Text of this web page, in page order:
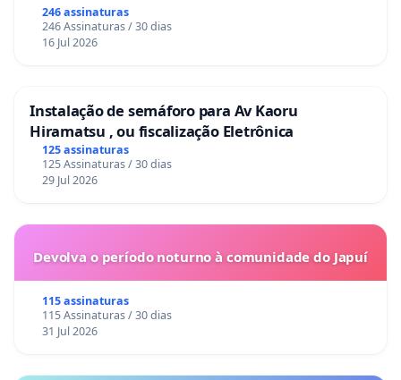
246 assinaturas
246 Assinaturas / 30 dias
16 Jul 2026
Instalação de semáforo para Av Kaoru
Hiramatsu , ou fiscalização Eletrônica
125 assinaturas
125 Assinaturas / 30 dias
29 Jul 2026
Devolva o período noturno à comunidade do Japuí
115 assinaturas
115 Assinaturas / 30 dias
31 Jul 2026